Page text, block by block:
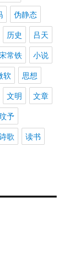
伪静态
历史
吕天
常铁
小说
软
思想
文明
文章
予
歌
读书